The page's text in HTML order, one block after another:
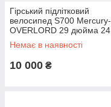
Гірський підлітковий
велосипед S700 Mercury-
OVERLORD 29 дюйма 24
швидкості Синій
Немає в наявності
10 000 ₴